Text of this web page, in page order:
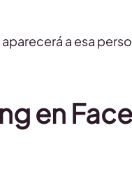
a esa
en